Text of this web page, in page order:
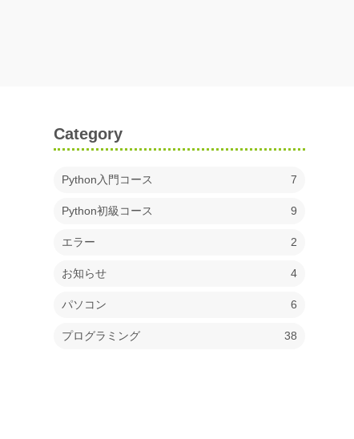
Category
Python入門コース 7
Python初級コース 9
エラー 2
お知らせ 4
パソコン 6
プログラミング 38